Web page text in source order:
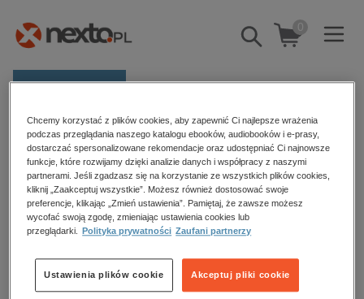
Pokaż/schowaj
wyszukiwarkę
0
E-prasa
Kategorie
Zobacz wszystkie E-prasa
budownictwo, aranżacja wnętrz
biznesowe, branżowe, gospodarka
edukacja
Strona główna Jagoda Kwiecień
Jagoda Kwiecień
Sortowanie Filtrowanie
Chcemy korzystać z plików cookies, aby zapewnić Ci najlepsze wrażenia
podczas przeglądania naszego katalogu ebooków, audiobooków i e-prasy,
dostarczać spersonalizowane rekomendacje oraz udostępniać Ci najnowsze
funkcje, które rozwijamy dzięki analizie danych i współpracy z naszymi
partnerami. Jeśli zgadzasz się na korzystanie ze wszystkich plików cookies,
kliknij „Zaakceptuj wszystkie”. Możesz również dostosować swoje
preferencje, klikając „Zmień ustawienia”. Pamiętaj, że zawsze możesz
wycofać swoją zgodę, zmieniając ustawienia cookies lub
przeglądarki.
Polityka prywatności Zaufani partnerzy
Akceptuj pliki cookie
Ustawienia plików cookie